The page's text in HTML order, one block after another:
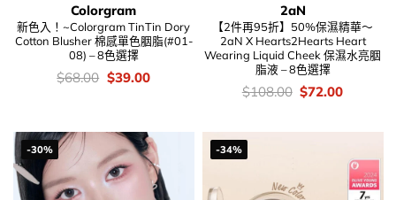
Colorgram
新色入！~Colorgram TinTin Dory
Cotton Blusher 棉感單色胭脂(#01-
08) – 8色選擇
價
$68.00 Original
$39.00Current
2aN
【2件再95折】50%保濕精華～
2aN X Hearts2Hearts Heart
Wearing Liquid Cheek 保濕水亮胭
脂液 – 8色選擇
價
$108.00 Original
$108.00.
$72.00Current
$72.00.
-30% -34%